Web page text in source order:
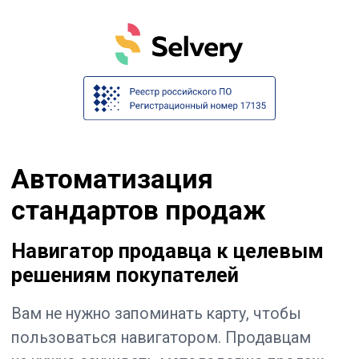
Автоматизация
Навигатор продавца к целевым
Вам не нужно запоминать карту, чтобы
пользоваться навигатором. Продавцам
не нужно заучивать методологию продаж,
чтобы управлять решениями покупателей.